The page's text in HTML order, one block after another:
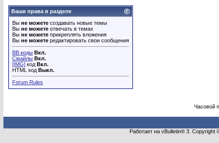
Ваши права в разделе
Вы не можете создавать новые темы
Вы не можете отвечать в темах
Вы не можете прикреплять вложения
Вы не можете редактировать свои сообщения
BB коды Вкл.
Смайлы Вкл.
[IMG] код Вкл.
HTML код Выкл.
Forum Rules
Часовой
Работает на vBulletin® 3.